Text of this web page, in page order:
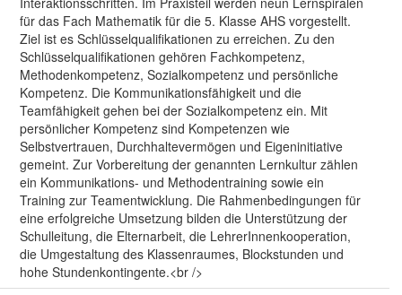
für das Fach Mathematik für die 5. Klasse AHS vorgestellt.
Ziel ist es Schlüsselqualifikationen zu erreichen. Zu den
Schlüsselqualifikationen gehören Fachkompetenz,
Methodenkompetenz, Sozialkompetenz und persönliche
Kompetenz. Die Kommunikationsfähigkeit und die
Teamfähigkeit gehen bei der Sozialkompetenz ein. Mit
persönlicher Kompetenz sind Kompetenzen wie
Selbstvertrauen, Durchhaltevermögen und Eigeninitiative
gemeint. Zur Vorbereitung der genannten Lernkultur zählen
ein Kommunikations- und Methodentraining sowie ein
Training zur Teamentwicklung. Die Rahmenbedingungen für
eine erfolgreiche Umsetzung bilden die Unterstützung der
Schulleitung, die Elternarbeit, die LehrerInnenkooperation,
die Umgestaltung des Klassenraumes, Blockstunden und
hohe Stundenkontingente.<br />